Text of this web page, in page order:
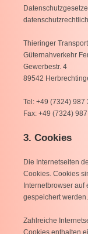
Thieringer
Güternahverkehr
Gewerbestr. 4
89542
Tel: +49 (7324) 987
Fax: +49 (7324)
3. Cookies
Die Internetseiten
Cookies. Cookies
Internetbrowser
gespeichert werden.
Zahlreiche
Cookies enthalten